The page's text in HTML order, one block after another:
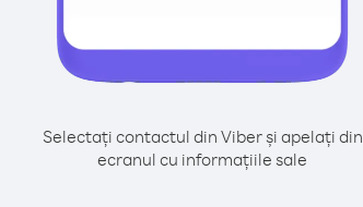
Selectați contactul din Viber și apelați din
ecranul cu informațiile sale